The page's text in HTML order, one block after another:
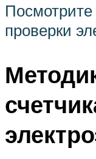
Посмотрите
проверки